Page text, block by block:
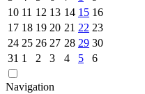
10 11 12 13 14 15 16
17 18 19 20 21 22 23
24 25 26 27 28 29 30
31 1 2 3 4 5 6
Navigation